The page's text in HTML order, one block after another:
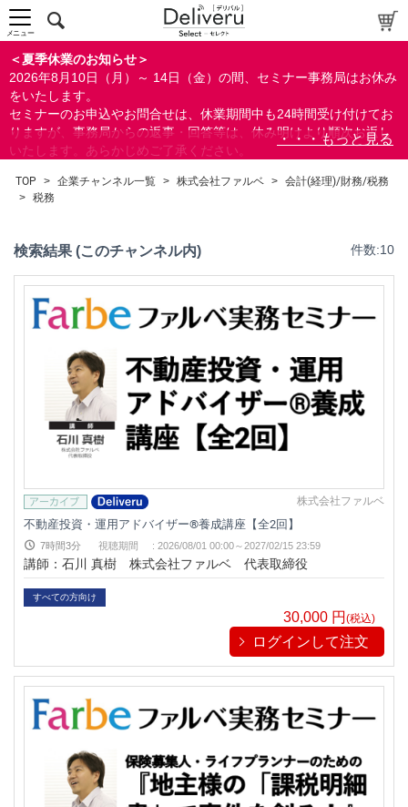
＜夏季休業のお知らせ＞
2026年8月10日（月）～ 14日（金）の間、セミナー事務局はお休み
をいたします。
セミナーのお申込やお問合せは、休業期間中も24時間受け付けてお
りますが、事務局からの返事・回答等は、休み明けより順次お返し
いたします。あらかじめご了承ください。
ができます。
メニュー
TOP > 企業チャンネル一覧 > 株式会社ファルベ > 会計(経理)/財務/税務
> 税務
検索結果 (このチャンネル内) 件数:10
株式会社ファルベ
不動産投資・運用アドバイザー®養成講座【全2回】
7時間3分 視聴期間 : 2026/08/01 00:00～2027/02/15 23:59
講師：石川 真樹 株式会社ファルベ 代表取締役
すべての方向け
30,000 円 (税込)
ログインして注文